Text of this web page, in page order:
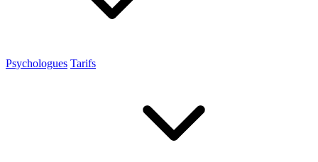
Psychologues Tarifs